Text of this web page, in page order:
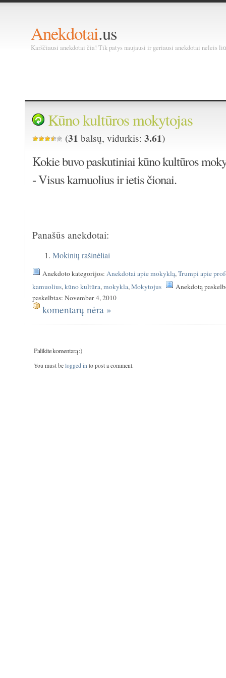
Anekdotai.us
Karščiausi anekdotai čia! Tik patys naujausi ir geriausi anekdotai neleis
Kūno kultūros mokytojas
(31 balsų, vidurkis:3.61)
Kokie buvo paskutiniai kūno kultūros
- Visus kamuolius ir ietis čionai.
Panašūs anekdotai:
Mokinių rašinėliai
Anekdoto kategorijos:Anekdotai apie mokyklą,Trumpi apie
kamuolius,kūno kultūra,mokykla,Mokytojus
Anekdotą
paskelbtas: November 4, 2010
komentarų nėra »
Palikite komentarą :)
You must be logged into post a comment.